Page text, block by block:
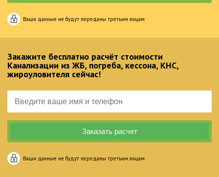
Ваши данные не будут переданы третьим лицам
Закажите бесплатно расчёт стоимости
Канализации из ЖБ, погреба, кессона, КНС,
жироуловителя сейчас!
Ваши данные не будут переданы третьим лицам